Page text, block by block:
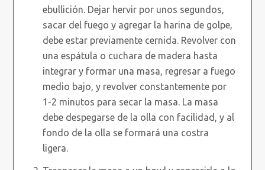
ebullición. Dejar hervir por unos segundos,
sacar del fuego y agregar la harina de golpe,
debe estar previamente cernida. Revolver con
una espátula o cuchara de madera hasta
integrar y formar una masa, regresar a fuego
medio bajo, y revolver constantemente por
1-2 minutos para secar la masa. La masa
debe despegarse de la olla con facilidad, y al
fondo de la olla se formará una costra
ligera.